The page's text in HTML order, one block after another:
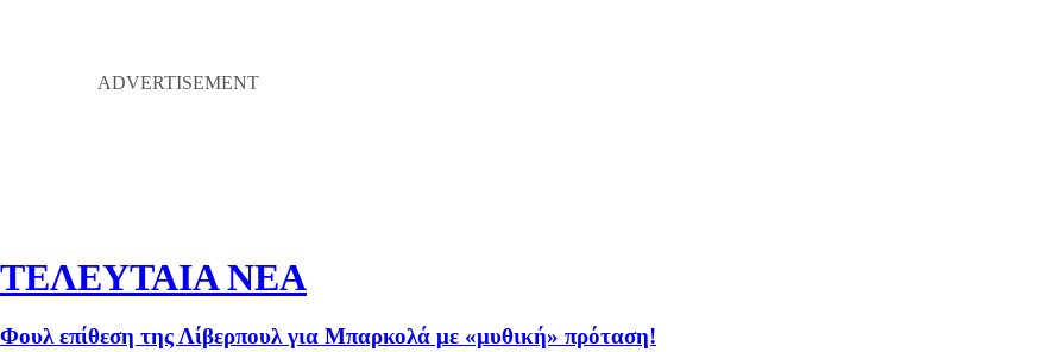
ΤΕΛΕΥΤΑΙΑ ΝΕΑ
Φουλ επίθεση της Λίβερπουλ για Μπαρκολά με «μυθική» πρόταση!